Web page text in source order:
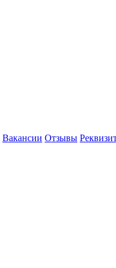
Вакансии Отзывы